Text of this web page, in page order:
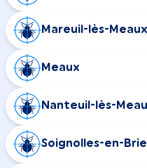
Mareuil-lès-Meaux
Meaux
Nanteuil-lès-
Soignolles-en-Brie